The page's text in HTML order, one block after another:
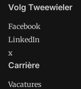
Volg Tweewieler
Facebook
LinkedIn
x
Carrière
Vacatures